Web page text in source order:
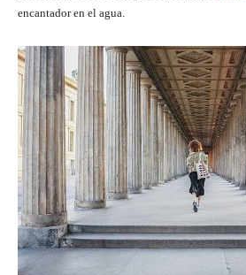
encantador en el agua.